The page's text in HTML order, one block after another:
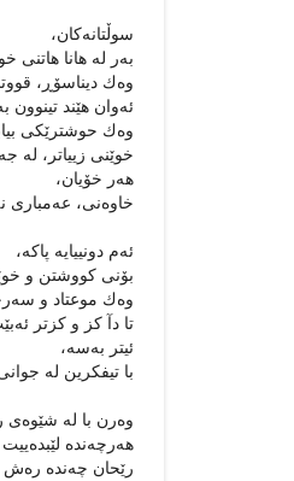
سوڵتانەكان،
بەر لە هانا هاتنى
وەك دیناسۆڕ،
ئەوان هێند تینوون
وەك حوشترێكى
خوێنى زییاتر، لە
هەر خۆیان،
خاوەنى، عەمبارى
ئەم دونییایە پاكە،
بۆنى كووشتن و
وەك موعتاد و
تا دآ كز و كزتر
ئیتر بەسە،
با تیفكرین لە
وەرن با لە شێوەى
هەرچەندە
رێحان چەندە رەش